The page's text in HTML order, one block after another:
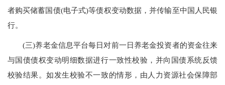
者购买储蓄国债(电子式)等债权变动数据，并传输至中国人民银
行。
(三)养老金信息平台每日对前一日养老金投资者的资金往来
与国债债权变动明细数据进行一致性校验，并向国债系统反馈
校验结果。如发生校验不一致的情形，由人力资源社会保障部